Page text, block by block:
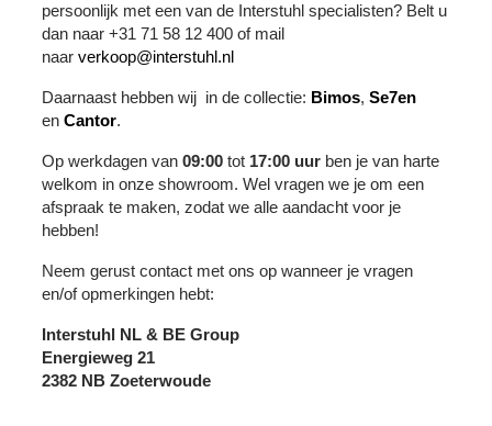
persoonlijk met een van de Interstuhl specialisten? Belt u
dan naar +31 71 58 12 400 of mail
naarverkoop@interstuhl.nl
Daarnaast hebben wij in de collectie: Bimos,Se7en
enCantor.
Op werkdagen van09:00 tot 17:00 uur ben je van harte
welkom in onze showroom. Wel vragen we je om een
afspraak te maken, zodat we alle aandacht voor je
hebben!
Neem gerust contact met ons op wanneer je vragen
en/of opmerkingen hebt:
Interstuhl NL & BE Group
Energieweg 21
2382 NB Zoeterwoude